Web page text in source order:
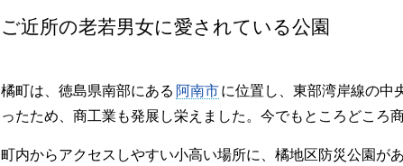
ご近所の老若男女に愛されている公園
橘町は、徳島県南部にある 阿南市に位置し、東部湾岸線の中
ったため、商工業も発展し栄えました。今でもところどころ
町内からアクセスしやすい小高い場所に、橘地区防災公園が